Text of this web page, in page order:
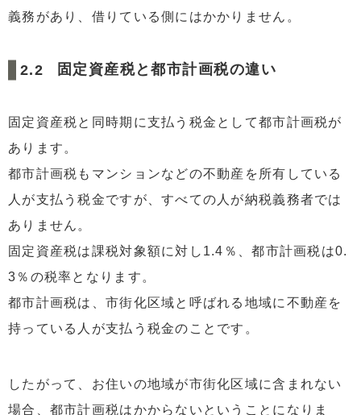
義務があり、借りている側にはかかりません。
固定資産税と都市計画税の違い
固定資産税と同時期に支払う税金として都市計画税が
あります。
都市計画税もマンションなどの不動産を所有している
人が支払う税金ですが、すべての人が納税義務者では
ありません。
固定資産税は課税対象額に対し1.4％、都市計画税は0.
3％の税率となります。
都市計画税は、市街化区域と呼ばれる地域に不動産を
持っている人が支払う税金のことです。
したがって、お住いの地域が市街化区域に含まれない
場合、都市計画税はかからないということになりま